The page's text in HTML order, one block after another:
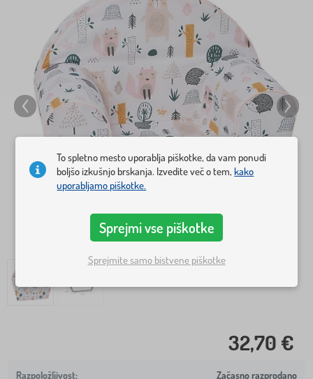
32,70 €
Začasno razprodano
To spletno mesto uporablja piškotke, da vam ponudi
boljšo izkušnjo brskanja. Izvedite več o tem,kako
uporabljamo piškotke.
Sprejmi vse piškotke
Sprejmite samo bistvene piškotke